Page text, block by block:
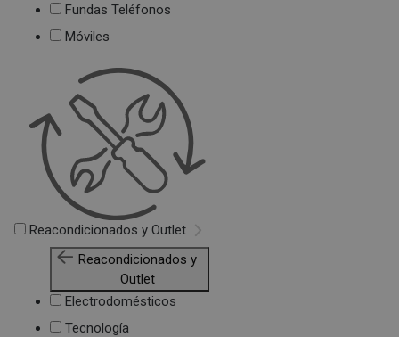
Fundas Teléfonos
Móviles
Reacondicionados y Outlet
Reacondicionados y
Outlet
Electrodomésticos
Tecnología